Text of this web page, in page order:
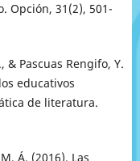
Opción, 31(2), 501-
& Pascuas Rengifo, Y.
educativos
de literatura.
Á. (2016). Las